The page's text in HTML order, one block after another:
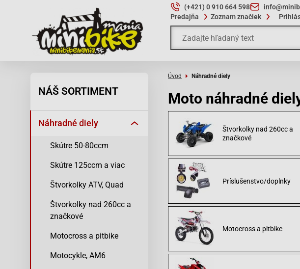
(+421) 0 910 664 598
Predajňa
Zoznam značiek
NÁŠ SORTIMENT
Náhradné diely
Skútre 50-80ccm
Skútre 125ccm a viac
Štvorkolky ATV, Quad
Štvorkolky nad 260cc a
značkové
Motocross a pitbike
Motocykle, AM6
Úvod Náhradné diely
Moto náhradné
Štvorkolky nad 260cc a
značkové
Príslušenstvo/doplnky
Motocross a pitbike